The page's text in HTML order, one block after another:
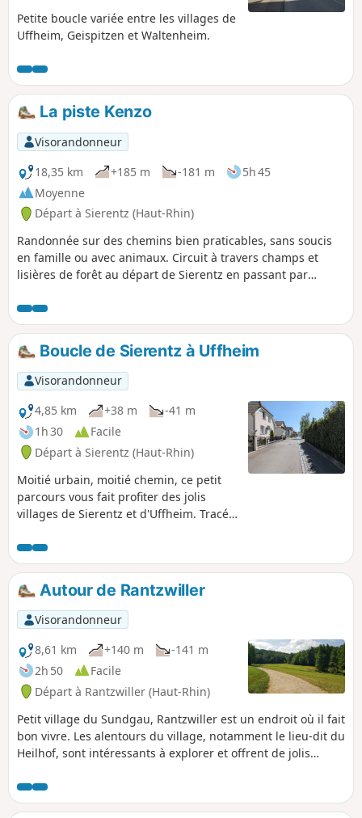
Petite boucle variée entre les villages de
Uffheim, Geispitzen et Waltenheim.
La piste Kenzo
Visorandonneur
18,35 km
+185 m -181 m
5h 45
Moyenne
Départ à Sierentz (Haut-Rhin)
Randonnée sur des chemins bien praticables, sans soucis
en famille ou avec animaux. Circuit à travers champs et
lisières de forêt au départ de Sierentz en passant par
retour par Kappelen direction Uffheim et retour sur
Sierentz.
Boucle de Sierentz à Uffheim
Visorandonneur
4,85 km
+38 m
-41 m
1h 30
Facile
Départ à Sierentz (Haut-Rhin)
Moitié urbain, moitié chemin, ce petit
parcours vous fait profiter des jolis
villages de Sierentz et d'Uffheim. Tracé
exposé, avec un arrêt pique-nique
agréable, à mi-parcours.
Autour de Rantzwiller
Visorandonneur
8,61 km
+140 m
-141 m
2h 50
Facile
Départ à Rantzwiller (Haut-Rhin)
Petit village du Sundgau, Rantzwiller est un endroit où il fait
bon vivre. Les alentours du village, notamment le lieu-dit du
Heilhof, sont intéressants à explorer et offrent de jolis